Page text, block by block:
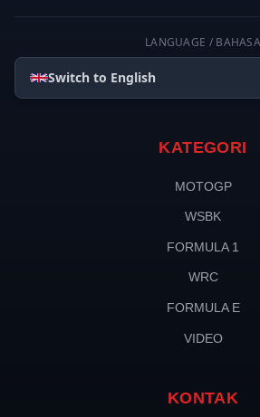
LANGUAGE / BAHASA
Switch to English
KATEGORI
MOTOGP
WSBK
FORMULA 1
WRC
FORMULA E
VIDEO
KONTAK